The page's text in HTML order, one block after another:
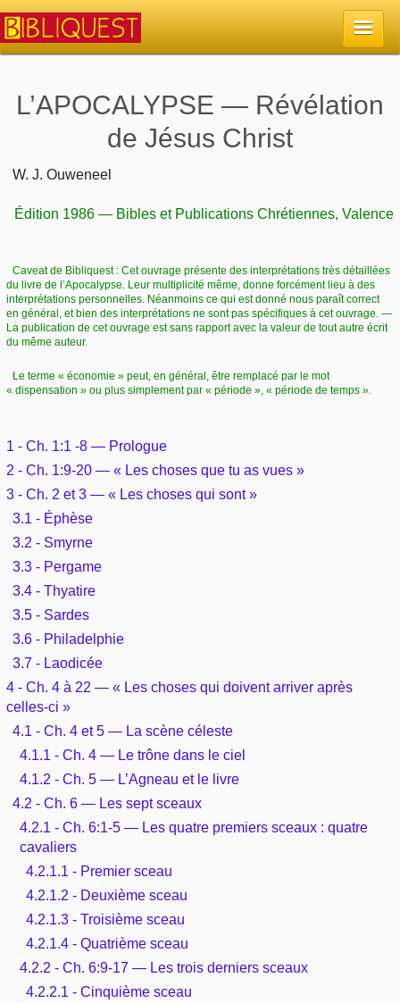
Retour à l'accueil
Sujets d'actualité
Librairies, éditeurs
Paramètres
La Bible
Écoutez la Bible
Rechercher (concordance)
Au sujet de la Bible
Versets Classés
Lecture Journalière
Tous les sujets
Dieu
La Bible
Mort, résurrection
L'Église, l'Assemblée
Prophétie
Sanctification
Vie pratique
Mariage, famille
Études et commentaires par passage
Personnages bibliques
Commentaires journaliers
COURS Bibliques - GUIDES de lecture
Pour débuter
Recherche
Rechercher dans le site
Sujets de A à Z
Ouvrages de A à Z
Auteurs de A à Z
Rechercher dans la Bible
Études et commentaires par passage
Dictionnaires bibliques
Sommaires
Aperçus Livres de la Bible
Autres FAQ
L’APOCALYPSE — Révélation
de Jésus Christ
W. J. Ouweneel
Édition 1986 — Bibles et Publications Chrétiennes, Valence
Caveat de Bibliquest : Cet ouvrage présente des interprétations très détaillées
du livre de l’Apocalypse. Leur multiplicité même, donne forcément lieu à des
interprétations personnelles. Néanmoins ce qui est donné nous paraît correct
en général, et bien des interprétations ne sont pas spécifiques à cet ouvrage. —
La publication de cet ouvrage est sans rapport avec la valeur de tout autre écrit
du même auteur.
Le terme « économie » peut, en général, être remplacé par le mot
« dispensation » ou plus simplement par « période », « période de temps ».
1 - Ch. 1:1 -8 — Prologue
2 - Ch. 1:9-20 — « Les choses que tu as vues »
3 - Ch. 2 et 3 — « Les choses qui sont »
3.1 - Éphèse
3.2 - Smyrne
3.3 - Pergame
3.4 - Thyatire
3.5 - Sardes
3.6 - Philadelphie
3.7 - Laodicée
4 - Ch. 4 à 22 — « Les choses qui doivent arriver après
celles-ci »
4.1 - Ch. 4 et 5 — La scène céleste
4.1.1 - Ch. 4 — Le trône dans le ciel
4.1.2 - Ch. 5 — L’Agneau et le livre
4.2 - Ch. 6 — Les sept sceaux
4.2.1 - Ch. 6:1-5 — Les quatre premiers sceaux : quatre
cavaliers
4.2.1.1 - Premier sceau
4.2.1.2 - Deuxième sceau
4.2.1.3 - Troisième sceau
4.2.1.4 - Quatrième sceau
4.2.2 - Ch. 6:9-17 — Les trois derniers sceaux
4.2.2.1 - Cinquième sceau